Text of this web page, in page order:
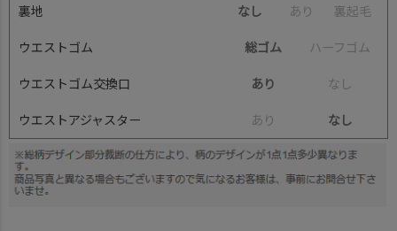
裏地 なし あ り 裏起毛
ウエストゴム 総ゴム ハーフ ゴ ム
ウエストゴム交換口 あり な し
ウエストアジャスター あ り なし